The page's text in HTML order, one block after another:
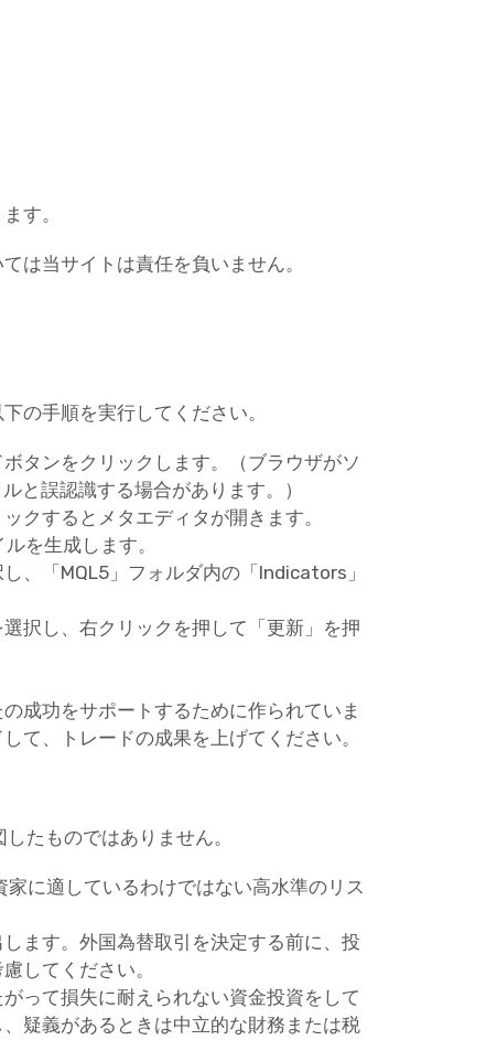
す。
は当サイトは責任を負いません。
の手順を実行してください。
タンをクリックします。（ブラウザがソ
と誤認識する場合があります。）
クするとメタエディタが開きます。
を生成します。
、「MQL5」フォルダ内の「Indicators」
択し、右クリックを押して「更新」を押
成功をサポートするために作られていま
て、トレードの成果を上げてください。
たものではありません。
に適しているわけではない高水準のリス
ます。外国為替取引を決定する前に、投
してください。
って損失に耐えられない資金投資をして
疑義があるときは中立的な財務または税